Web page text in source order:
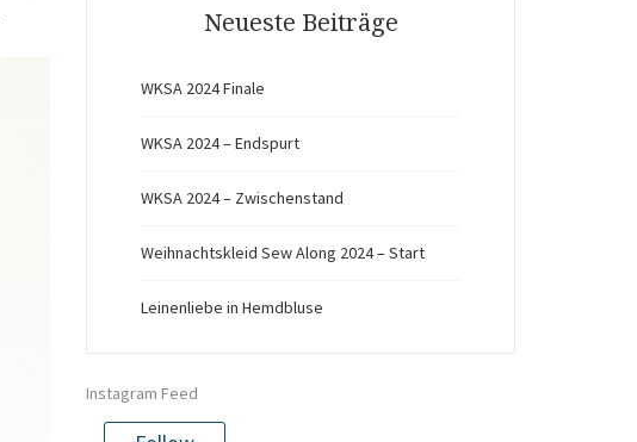
Neueste Beiträge
WKSA 2024 Finale
WKSA 2024 – Endspurt
WKSA 2024 – Zwischenstand
Weihnachtskleid Sew Along 2024 – Start
Leinenliebe in Hemdbluse
Instagram Feed